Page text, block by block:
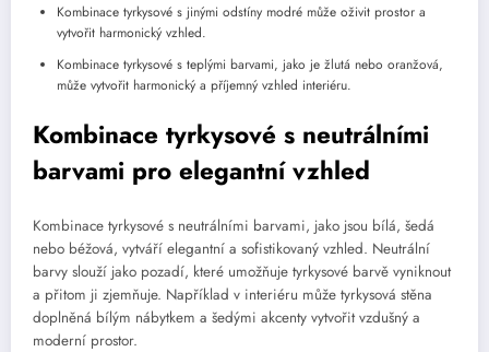
Kombinace tyrkysové s jinými odstíny modré může oživit prostor a
vytvořit harmonický vzhled.
Kombinace tyrkysové s teplými barvami, jako je žlutá nebo oranžová,
může vytvořit harmonický a příjemný vzhled interiéru.
Kombinace tyrkysové s neutrálními
barvami pro elegantní vzhled
Kombinace tyrkysové s neutrálními barvami, jako jsou bílá, šedá
nebo béžová, vytváří elegantní a sofistikovaný vzhled. Neutrální
barvy slouží jako pozadí, které umožňuje tyrkysové barvě vyniknout
a přitom ji zjemňuje. Například v interiéru může tyrkysová stěna
doplněná bílým nábytkem a šedými akcenty vytvořit vzdušný a
moderní prostor.